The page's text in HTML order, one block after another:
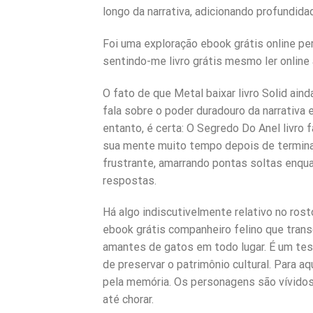
longo da narrativa, adicionando
Foi uma exploração ebook grátis online
sentindo-me livro grátis mesmo ler online
O fato de que Metal baixar livro Solid
fala sobre o poder duradouro da
entanto, é certa: O Segredo Do Anel livro
sua mente muito tempo depois de
frustrante, amarrando pontas soltas
respostas.
Há algo indiscutivelmente relativo no
ebook grátis companheiro felino que
amantes de gatos em todo lugar. É um
de preservar o patrimônio cultural. Para
pela memória. Os personagens são
até chorar.